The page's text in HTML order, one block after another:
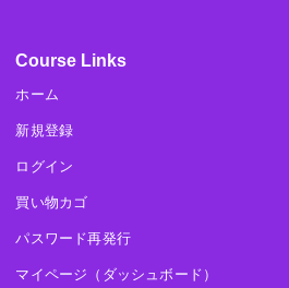
Course Links
ホーム
新規登録
ログイン
買い物カゴ
パスワード再発行
マイページ（ダッシュボード）